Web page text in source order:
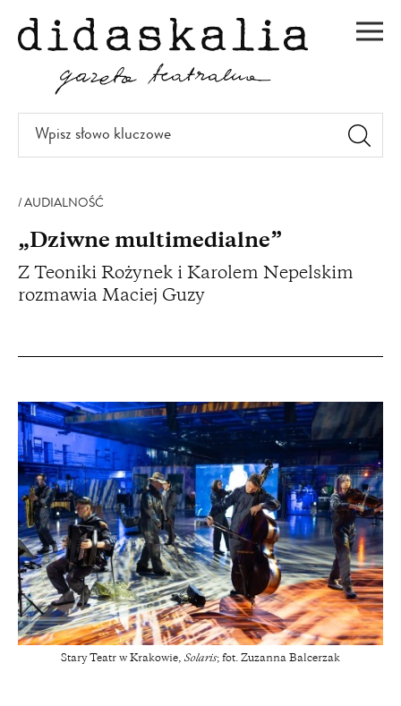
DO
TREŚCI
Wpisz
słowo
AUDIALNOŚĆ
„Dziwne multimedialne”
Z Teoniki Rożynek i Karolem Nepelskim
rozmawia Maciej Guzy
Stary Teatr w Krakowie, Solaris; fot. Zuzanna Balcerzak